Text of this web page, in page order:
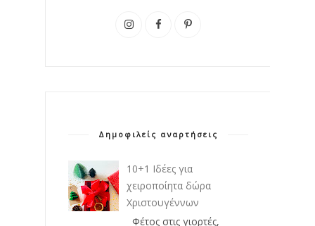
Δημοφιλείς αναρτήσεις
10+1 Ιδέες για
χειροποίητα δώρα
Χριστουγέννων
Φέτος στις γιορτές,